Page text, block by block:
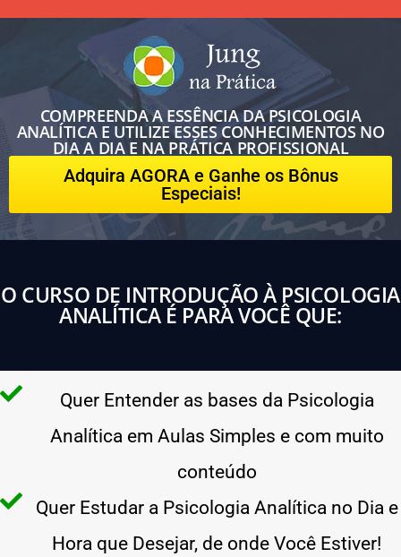
COMPREENDA A ESSÊNCIA DA PSICOLOGIA
ANALÍTICA E UTILIZE ESSES CONHECIMENTOS NO
DIA A DIA E NA PRÁTICA PROFISSIONAL
Adquira AGORA e Ganhe os Bônus
Especiais!
O CURSO DE INTRODUÇÃO À PSICOLOGIA
ANALÍTICA É PARA VOCÊ QUE:
Quer Entender as bases da Psicologia
Analítica em Aulas Simples e com muito
conteúdo
Quer Estudar a Psicologia Analítica no Dia e
Hora que Desejar, de onde Você Estiver!